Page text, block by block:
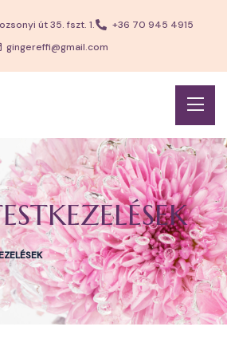
út 35. fszt. 1.
+36 70 945 4915
gingereffi@gmail.com